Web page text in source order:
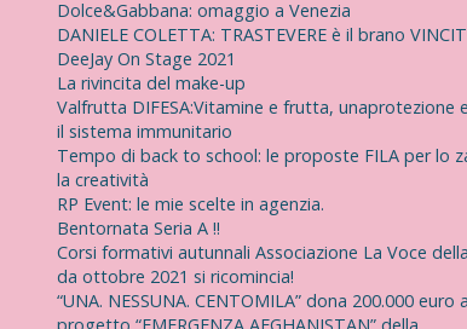
Dolce&Gabbana: omaggio a Venezia
DANIELE COLETTA: TRASTEVERE è il brano
DeeJay On Stage 2021
La rivincita del make-up
Valfrutta DIFESA:Vitamine e frutta, unaprotezione
il sistema immunitario
Tempo di back to school: le proposte FILA per lo
la creatività
RP Event: le mie scelte in agenzia.
Bentornata Seria A !!
Corsi formativi autunnali Associazione La Voce
da ottobre 2021 si ricomincia!
“UNA. NESSUNA. CENTOMILA” dona 200.000 euro